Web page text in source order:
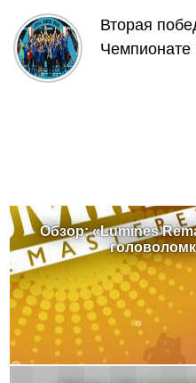
Вторая
Обзор: «Lumines